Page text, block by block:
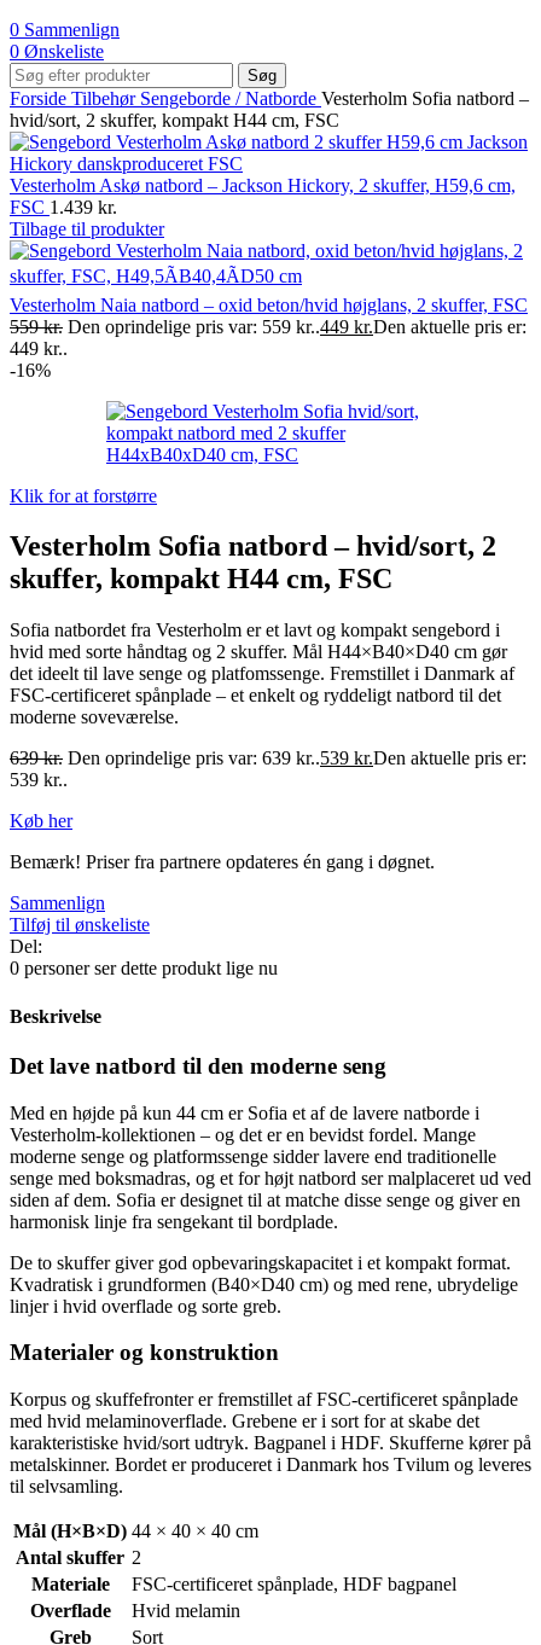
0 Sammenlign
0 Ønskeliste
Søg
Forside Tilbehør Sengeborde / Natborde Vesterholm Sofia natbord –
hvid/sort, 2 skuffer, kompakt H44 cm, FSC
Vesterholm Askø natbord – Jackson Hickory, 2 skuffer, H59,6 cm,
FSC 1.439 kr.
Tilbage til produkter
Vesterholm Naia natbord – oxid beton/hvid højglans, 2 skuffer, FSC
559kr. Den oprindelige pris var: 559 kr..449 kr.Den aktuelle pris er:
449 kr..
-16%
Klik for at forstørre
Vesterholm Sofia natbord – hvid/sort, 2
skuffer, kompakt H44 cm, FSC
Sofia natbordet fra Vesterholm er et lavt og kompakt sengebord i
hvid med sorte håndtag og 2 skuffer. Mål H44×B40×D40 cm gør
det ideelt til lave senge og platfomssenge. Fremstillet i Danmark af
FSC-certificeret spånplade – et enkelt og ryddeligt natbord til det
moderne soveværelse.
639kr. Den oprindelige pris var: 639 kr..539 kr.Den aktuelle pris er:
539 kr..
Køb her
Bemærk! Priser fra partnere opdateres én gang i døgnet.
Sammenlign
Tilføj til ønskeliste
Del:
0 personer ser dette produkt lige nu
Beskrivelse
Det lave natbord til den moderne seng
Med en højde på kun 44 cm er Sofia et af de lavere natborde i
Vesterholm-kollektionen – og det er en bevidst fordel. Mange
moderne senge og platformssenge sidder lavere end traditionelle
senge med boksmadras, og et for højt natbord ser malplaceret ud ved
siden af dem. Sofia er designet til at matche disse senge og giver en
harmonisk linje fra sengekant til bordplade.
De to skuffer giver god opbevaringskapacitet i et kompakt format.
Kvadratisk i grundformen (B40×D40 cm) og med rene, ubrydelige
linjer i hvid overflade og sorte greb.
Materialer og konstruktion
Korpus og skuffefronter er fremstillet af FSC-certificeret spånplade
med hvid melaminoverflade. Grebene er i sort for at skabe det
karakteristiske hvid/sort udtryk. Bagpanel i HDF. Skufferne kører på
metalskinner. Bordet er produceret i Danmark hos Tvilum og leveres
til selvsamling.
Mål (H×B×D) 44 × 40 × 40 cm
Antal skuffer 2
Materiale
FSC-certificeret spånplade, HDF bagpanel
Overflade
Hvid melamin
Greb
Sort